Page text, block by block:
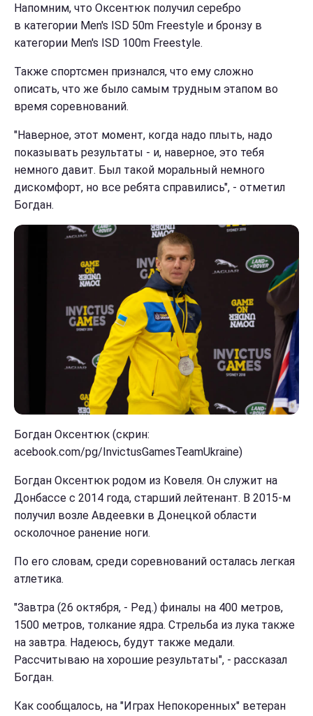
Напомним, что Оксентюк получил серебро
в категории Men's ISD 50m Freestyle и бронзу в
категории Men's ISD 100m Freestyle.
Также спортсмен признался, что ему сложно
описать, что же было самым трудным этапом во
время соревнований.
"Наверное, этот момент, когда надо плыть, надо
показывать результаты - и, наверное, это тебя
немного давит. Был такой моральный немного
дискомфорт, но все ребята справились", - отметил
Богдан.
Богдан Оксентюк (скрин:
acebook.com/pg/InvictusGamesTeamUkraine)
Богдан Оксентюк родом из Ковеля. Он служит на
Донбассе с 2014 года, старший лейтенант. В 2015-м
получил возле Авдеевки в Донецкой области
осколочное ранение ноги.
По его словам, среди соревнований осталась легкая
атлетика.
"Завтра (26 октября, - Ред.) финалы на 400 метров,
1500 метров, толкание ядра. Стрельба из лука также
на завтра. Надеюсь, будут также медали.
Рассчитываю на хорошие результаты", - рассказал
Богдан.
Как сообщалось, на "Играх Непокоренных" ветеран